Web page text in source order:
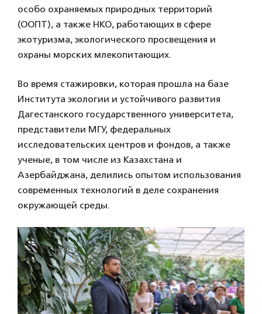
особо охраняемых природных территорий
(ООПТ), а также НКО, работающих в сфере
экотуризма, экологического просвещения и
охраны морских млекопитающих.
Во время стажировки, которая прошла на базе
Института экологии и устойчивого развития
Дагестанского государственного университета,
представители МГУ, федеральных
исследовательских центров и фондов, а также
ученые, в том числе из Казахстана и
Азербайджана, делились опытом использования
современных технологий в деле сохранения
окружающей среды.